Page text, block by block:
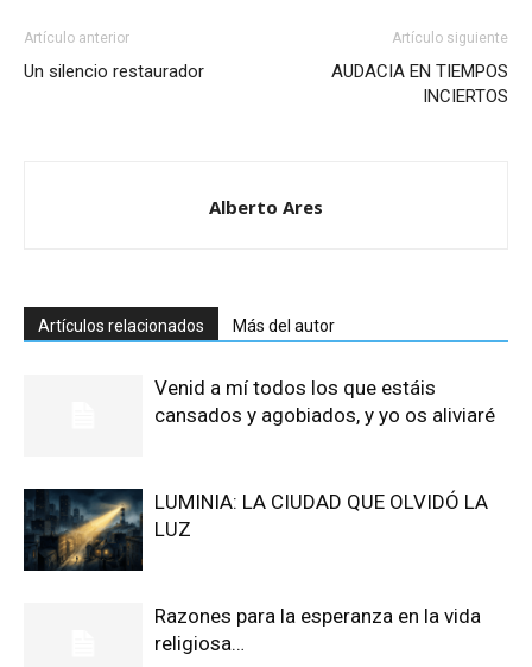
Artículo anterior
Un silencio restaurador
Artículo siguiente
AUDACIA EN TIEMPOS
INCIERTOS
Alberto Ares
Artículos relacionados Más del autor
Venid a mí todos los que estáis
cansados y agobiados, y yo os aliviaré
LUMINIA: LA CIUDAD QUE OLVIDÓ LA
LUZ
Razones para la esperanza en la vida
religiosa…